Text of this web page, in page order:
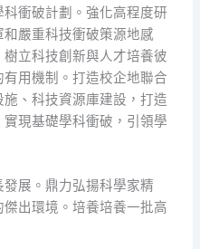
科衝破計劃。強化高程度研
嚴重科技衝破策源地感
立科技創新與人才培養彼
用機制。打造校企地聯合
、科技資源庫建設，打造
現基礎學科衝破，引領學
發展。鼎力弘揚科學家精
出環境。培養培養一批高